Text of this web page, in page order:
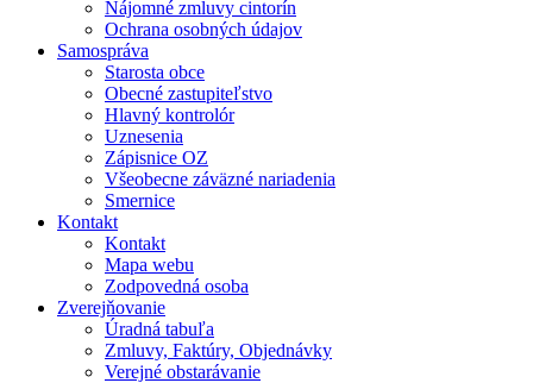
Nájomné zmluvy cintorín
Ochrana osobných údajov
Samospráva
Starosta obce
Obecné zastupiteľstvo
Hlavný kontrolór
Uznesenia
Zápisnice OZ
Všeobecne záväzné nariadenia
Smernice
Kontakt
Kontakt
Mapa webu
Zodpovedná osoba
Zverejňovanie
Úradná tabuľa
Zmluvy, Faktúry, Objednávky
Verejné obstarávanie